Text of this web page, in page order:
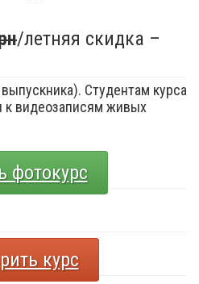
/летняя скидка –
Студентам курса
к видеозаписям живых
фотокурс
курс